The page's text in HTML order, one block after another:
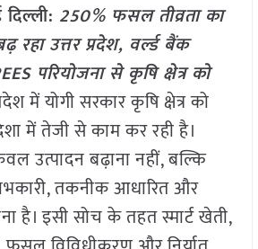
250% फसल तीव्रता का
उत्तर प्रदेश, वर्ल्ड बैंक
परियोजना से कृषि क्षेत्र को
में योगी सरकार कृषि क्षेत्र को
में तेजी से काम कर रही है।
उत्पादन बढ़ाना नहीं, बल्कि
तकनीक आधारित और
है। इसी सोच के तहत स्मार्ट खेती,